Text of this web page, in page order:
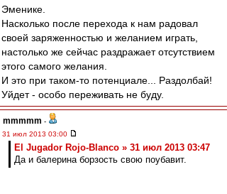
Эменике.
Насколько после перехода к нам радовал
своей заряженностью и желанием играть,
настолько же сейчас раздражает отсутствием
этого самого желания.
И это при таком-то потенциале... Раздолбай!
Уйдет - особо переживать не буду.
mmmmm -
31 июл 2013 03:00
El Jugador Rojo-Blanco » 31 июл 2013 03:47
Да и балерина борзость свою поубавит.